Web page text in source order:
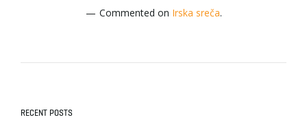
Commented on Irska sreča.
RECENT POSTS